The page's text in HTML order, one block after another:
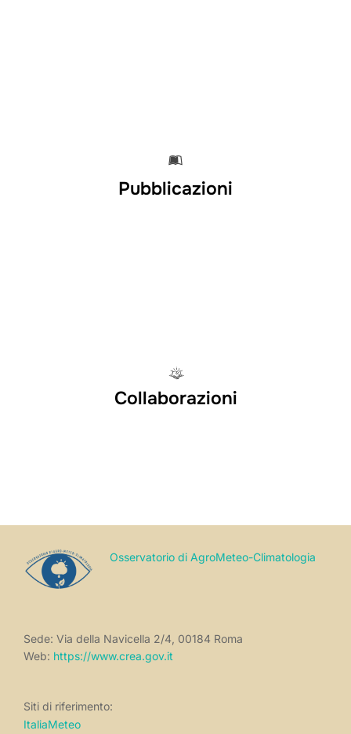
Pubblicazioni
Collaborazioni
Osservatorio di AgroMeteo-Climatologia
Sede: Via della Navicella 2/4, 00184 Roma
Web: https://www.crea.gov.it
Siti di riferimento:
ItaliaMeteo